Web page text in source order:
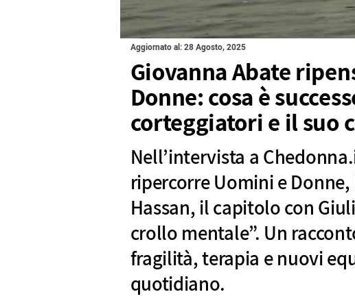
Aggiornato al: 28 Agosto, 2025
Giovanna Abate
Donne: cosa è
corteggiatori e il suo
Nell’intervista a
ripercorre Uomini e
Hassan, il capitolo con
crollo mentale”. Un
fragilità, terapia e nuovi
quotidiano.